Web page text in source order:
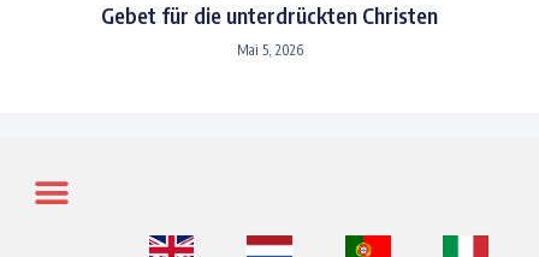
Gebet für die unterdrückten Christen
Mai 5, 2026